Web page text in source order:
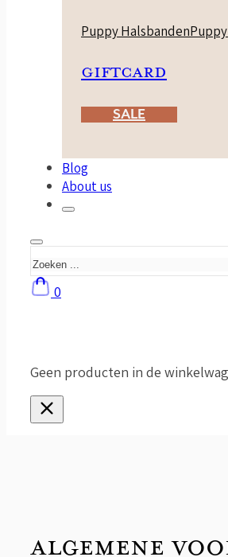
Puppy Halsbanden
GIFTCARD
SALE
Blog
About us
0
Geen producten in de
ALGEMENE